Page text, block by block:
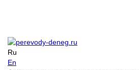
Ru
En